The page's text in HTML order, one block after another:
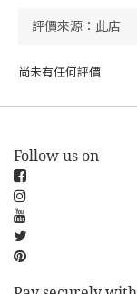
尚未有任何評價
Follow us on